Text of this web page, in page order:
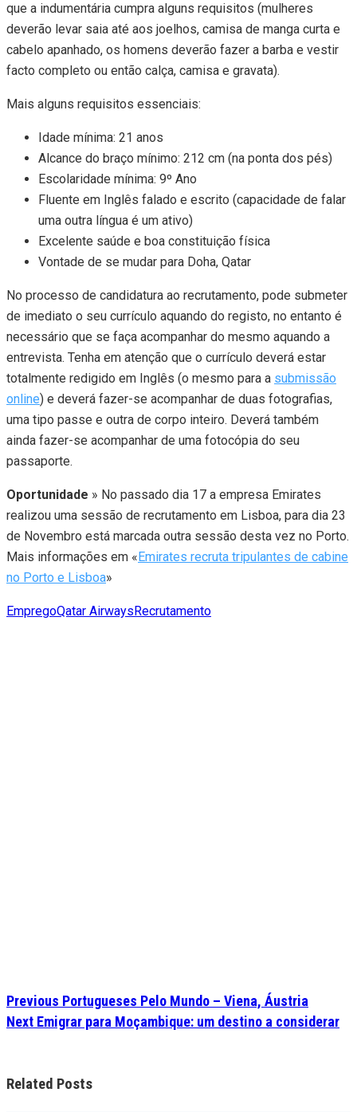
que a indumentária cumpra alguns requisitos (mulheres
deverão levar saia até aos joelhos, camisa de manga curta e
cabelo apanhado, os homens deverão fazer a barba e vestir
facto completo ou então calça, camisa e gravata).
Mais alguns requisitos essenciais:
Idade mínima: 21 anos
Alcance do braço mínimo: 212 cm (na ponta dos pés)
Escolaridade mínima: 9º Ano
Fluente em Inglês falado e escrito (capacidade de falar
uma outra língua é um ativo)
Excelente saúde e boa constituição física
Vontade de se mudar para Doha, Qatar
No processo de candidatura ao recrutamento, pode submeter
de imediato o seu currículo aquando do registo, no entanto é
necessário que se faça acompanhar do mesmo aquando a
entrevista. Tenha em atenção que o currículo deverá estar
totalmente redigido em Inglês (o mesmo para a submissão
online) e deverá fazer-se acompanhar de duas fotografias,
uma tipo passe e outra de corpo inteiro. Deverá também
ainda fazer-se acompanhar de uma fotocópia do seu
passaporte.
Oportunidade » No passado dia 17 a empresa Emirates
realizou uma sessão de recrutamento em Lisboa, para dia 23
de Novembro está marcada outra sessão desta vez no Porto.
Mais informações em « Emirates recruta tripulantes de cabine
no Porto e Lisboa»
EmpregoQatar Airways Recrutamento
Previous Portugueses Pelo Mundo – Viena, Áustria
Next Emigrar para Moçambique: um destino a considerar
Related Posts